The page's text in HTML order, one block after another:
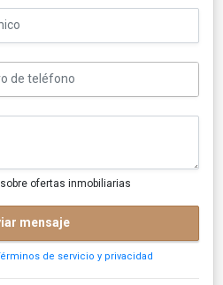
ofertas inmobiliarias
mensaje
de servicio y privacidad